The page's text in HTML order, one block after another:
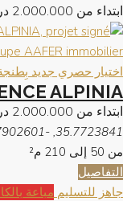
ابتداء من 2.000.000 درهم
اختيار حصري جديد
ALPINIA
ابتداء من 2.000.000 درهم
35.7723841, -5.7902601
من 50 إلى 210
م²
التفاصيل
جاهز للتسليم مباعة